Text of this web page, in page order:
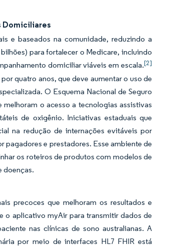
Domiciliares
e baseados na comunidade, reduzindo a
para fortalecer o Medicare, incluindo
domiciliar viáveis em escala.[2]
quatro anos, que deve aumentar o uso de
O Esquema Nacional de Seguro
o acesso a tecnologias assistivas
de oxigênio. Iniciativas estaduais que
na redução de internações evitáveis por
e prestadores. Esse ambiente de
os roteiros de produtos com modelos de
doenças.
precoces que melhoram os resultados e
o aplicativo myAir para transmitir dados de
nas clínicas de sono australianas. A
por meio de interfaces HL7 FHIR está